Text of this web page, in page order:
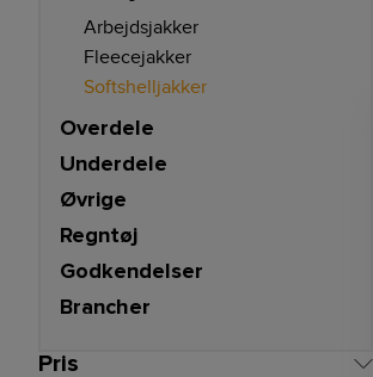
Arbejdsjakker
Fleecejakker
Softshelljakker
Overdele
Underdele
Øvrige
Regntøj
Godkendelser
Brancher
Pris